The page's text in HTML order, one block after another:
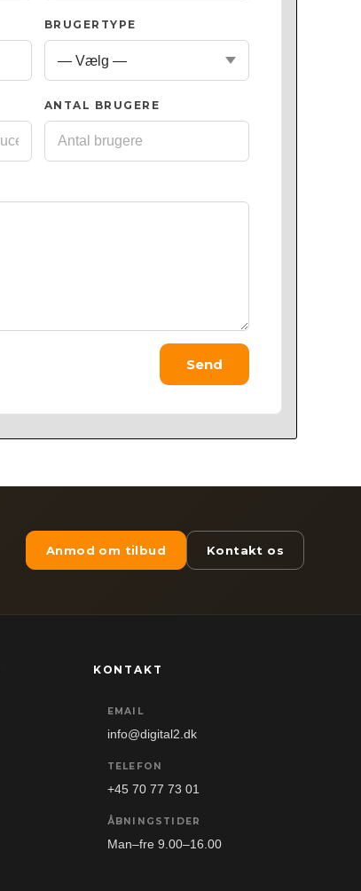
BRUGERTYPE
ANTAL BRUGERE
Send
Anmod om tilbud Kontakt os
KONTAKT
EMAIL
info@digital2.dk
TELEFON
+45 70 77 73 01
ÅBNINGSTIDER
Man–fre 9.00–16.00